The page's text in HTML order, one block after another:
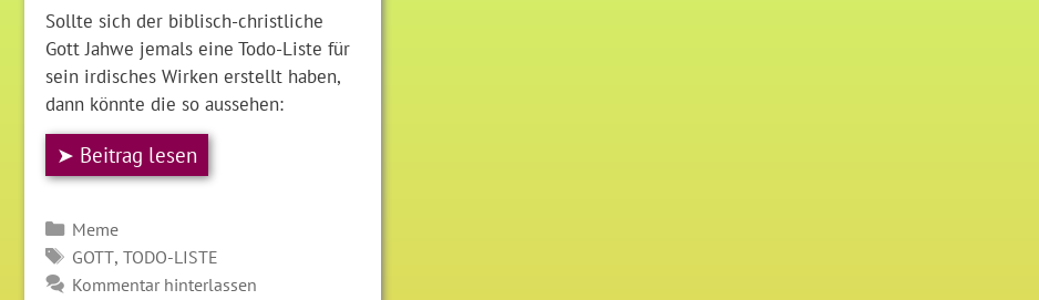
Sollte sich der biblisch-christliche
Gott Jahwe jemals eine Todo-Liste für
sein irdisches Wirken erstellt haben,
dann könnte die so aussehen:
➤ Beitrag lesen
Kategorien
Meme
SCHLAGWÖRTER
GOTT, TODO-LISTE
Kommentar hinterlassen